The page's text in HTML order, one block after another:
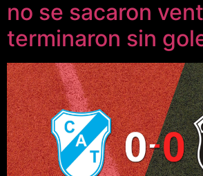
no se sacaron
terminaron sin